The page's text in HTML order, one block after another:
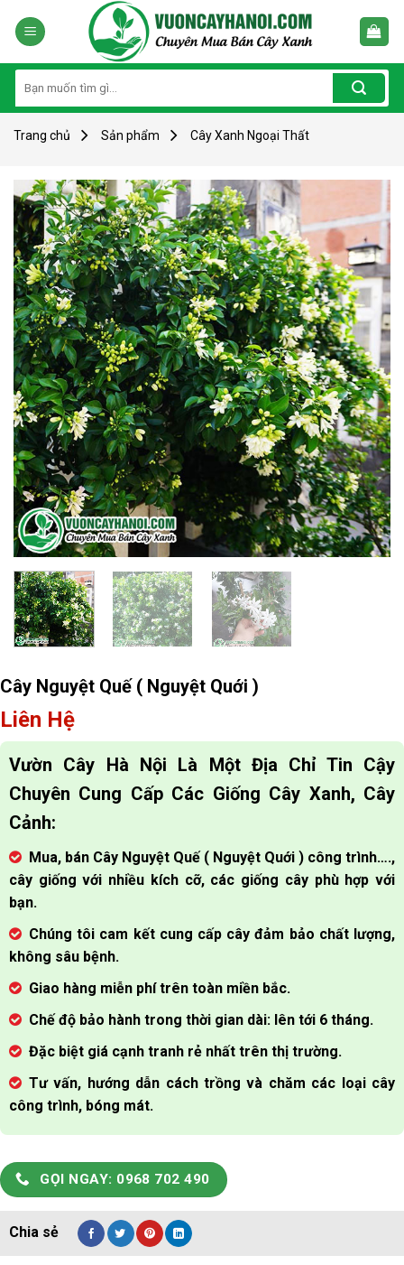
kiếm:
Trang chủ Sản phẩm Cây Xanh Ngoại Thất
Cây Nguyệt Quế ( Nguyệt Quới )
Liên Hệ
Vườn Cây Hà Nội Là Một Địa Chỉ Tin Cậy
Chuyên Cung Cấp Các Giống Cây Xanh, Cây
Cảnh:
Mua, bán Cây Nguyệt Quế ( Nguyệt Quới ) công trình….,
cây giống với nhiều kích cỡ, các giống cây phù hợp với
bạn.
Chúng tôi cam kết cung cấp cây đảm bảo chất lượng,
không sâu bệnh.
Giao hàng miễn phí trên toàn miền bắc.
Chế độ bảo hành trong thời gian dài: lên tới 6 tháng.
Đặc biệt giá cạnh tranh rẻ nhất trên thị trường.
Tư vấn, hướng dẫn cách trồng và chăm các loại cây
công trình, bóng mát.
GỌI NGAY: 0968 702 490